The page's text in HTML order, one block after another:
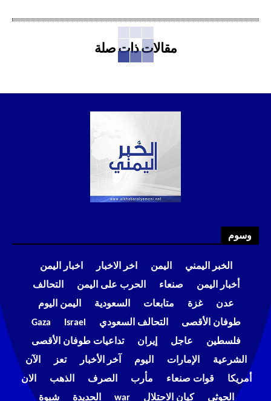
مقالات ذات صلة
وسوم
الخبر اليمني اليمن اخر الاخبار
اخبار اليمن
أخبار اليمن
صنعاء الحرب على اليمن
التحالف
عدن
غزة متابعات السعودية
اليمن اليوم
طوفان الأقصى
التحالف السعودي Israel
Gaza
فلسطين
عاجل إيران
تداعيات طوفان الأقصى
الشرعية
الإمارات اليوم آخر الأخبار تعز
الآن
أمريكا
قوات صنعاء مأرب الصرف الذهب
الان
الحوثي
كيان الاحتلال war الحديدة شبوة